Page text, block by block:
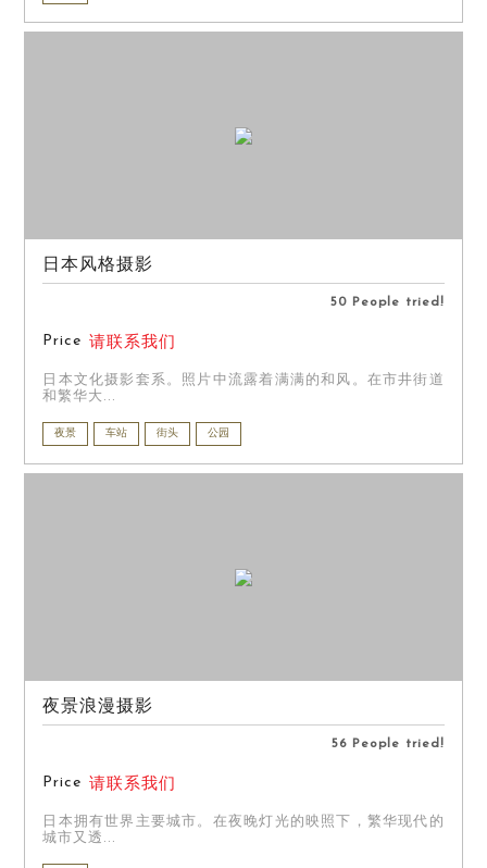
日本风格摄影
50 People tried!
Price 请联系我们
日本文化摄影套系。照片中流露着满满的和风。在市井街道
和繁华大...
夜景 车站 街头 公园
夜景浪漫摄影
56 People tried!
Price 请联系我们
日本拥有世界主要城市。在夜晚灯光的映照下，繁华现代的
城市又透...